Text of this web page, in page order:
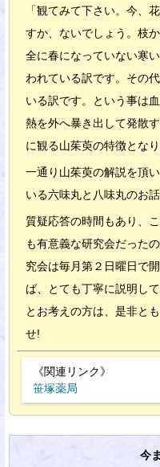
「観てみて下さい。今、
すか、ないでしょう。枝
全に春になっていない寒
われている訳です。その
いる訳です。という事は
熱を外へ暴き出して発散
に観る山茱萸の特徴となり
一通り山茱萸の解説を頂
いる六味丸と八味丸のお話
質疑応答の時間もあり、
も有意義な研究会だった
究会は毎月第２日曜日で
ば、とても丁寧に説明し
とお考えの方は、是非と
せ!
《関連リンク》
笹塚薬局
今